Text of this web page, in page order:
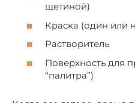
щетиной)
Краска (один или
Растворитель
Поверхность для
“палитра”)